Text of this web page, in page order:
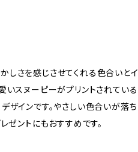
さを感じさせてくれる色合いとイ
いスヌーピーがプリントされている
ザインです。やさしい色合いが落ち
ゼントにもおすすめです。